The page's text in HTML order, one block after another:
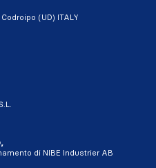
(UD) ITALY
di NIBE Industrier AB